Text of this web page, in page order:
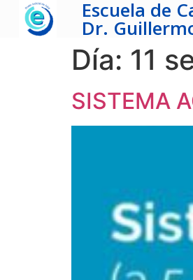
Escuela de
Dr.
Día: 11
SISTEMA